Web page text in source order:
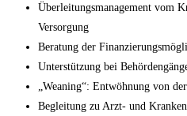
Überleitungsmanagement vom
Versorgung
Beratung der
Unterstützung bei
„Weaning“: Entwöhnung von
Begleitung zu Arzt- und